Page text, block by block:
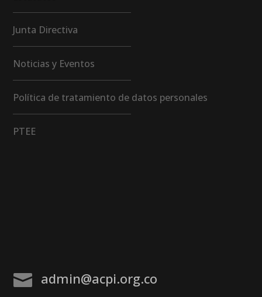
Junta Directiva
Noticias y Eventos
Política de tratamiento de datos personales
PTEE
 admin@acpi.org.co